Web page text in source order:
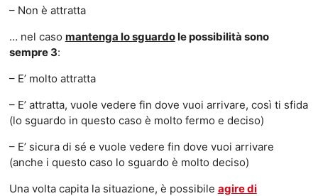
– Non è attratta
… nel caso mantenga lo sguardole possibilità sono
sempre 3:
– E’ molto attratta
– E’ attratta, vuole vedere fin dove vuoi arrivare, così ti sfida
(lo sguardo in questo caso è molto fermo e deciso)
– E’ sicura di sé e vuole vedere fin dove vuoi arrivare
(anche i questo caso lo sguardo è molto deciso)
Una volta capita la situazione, è possibile agire di